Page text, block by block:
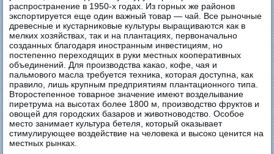
распространение в 1950-х годах. Из горных же районов
экспортируется еще один важный товар — чай. Все рыночные
древесные и кустарниковые культуры выращиваются как в
мелких хозяйствах, так и на плантациях, первоначально
созданных благодаря иностранным инвестициям, но
постепенно переходящих в руки местных кооперативных
объединений. Для производства какао, кофе, чая и
пальмового масла требуется техника, которая доступна, как
правило, лишь крупным предприятиям плантационного типа.
Второстепенное товарное значение имеют возделывание
пиретрума на высотах более 1800 м, производство фруктов и
овощей для городских базаров и животноводство. Особое
место занимает культура бетеля, который оказывает
стимулирующее воздействие на человека и высоко ценится на
местных рынках.